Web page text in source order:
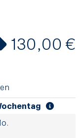
130,00 €